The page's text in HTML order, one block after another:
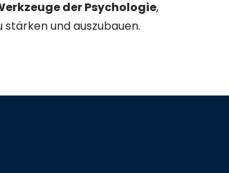
der Psychologie,
und auszubauen.